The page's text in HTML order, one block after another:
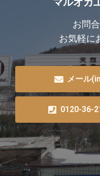
お問
お気軽に
メール
0120-36-